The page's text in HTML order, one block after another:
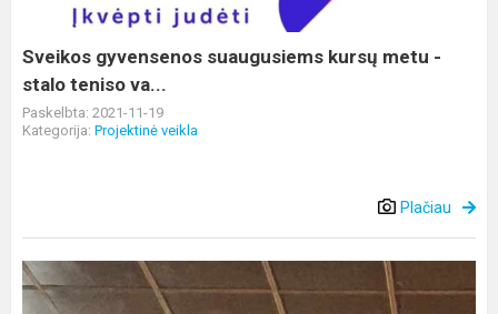
teniso
va...
Sveikos gyvensenos suaugusiems kursų metu -
stalo teniso va...
Paskelbta: 2021-11-19
Kategorija: Projektinė veikla
Plačiau
Suaugusiųjų
mokymosi